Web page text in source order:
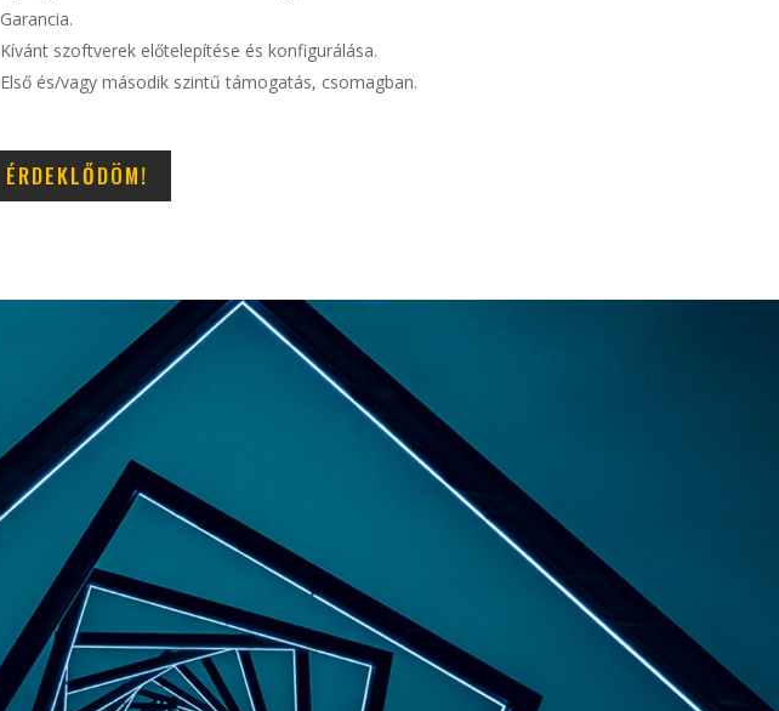
Garancia.
Kívánt szoftverek előtelepítése és konfigurálása.
Első és/vagy második szintű támogatás, csomagban.
ÉRDEKLŐDÖM!